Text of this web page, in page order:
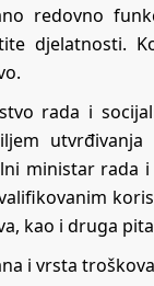
redovno
djelatnosti.
rada i
ministar rada
kao i druga
i vrsta